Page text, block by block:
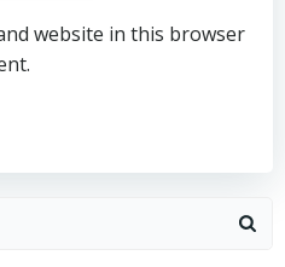
website in this browser